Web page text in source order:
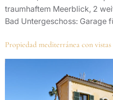
traumhaftem Meerblick, 2
Bad Untergeschoss: Garage
Propiedad mediterránea con vistas